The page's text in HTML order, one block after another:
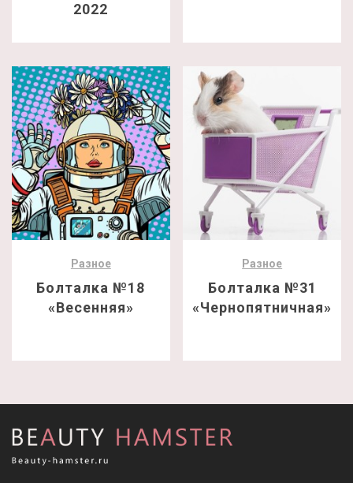
2022
Разное
Болталка №18
«Весенняя»
Разное
Болталка №31
«Чернопятничная»